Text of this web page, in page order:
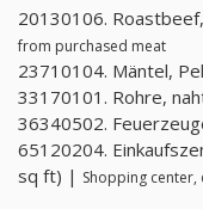
20130106.
from purchased meat
23710104. Mäntel,
33170101. Rohre,
36340502.
65120204.
sq ft) | Shopping center,